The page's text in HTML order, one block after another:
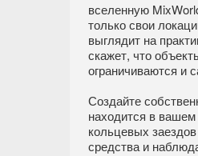
вселенную
только свои
выглядит на
скажет, что
ограничиваются и
Создайте
находится в
кольцевых
средства и